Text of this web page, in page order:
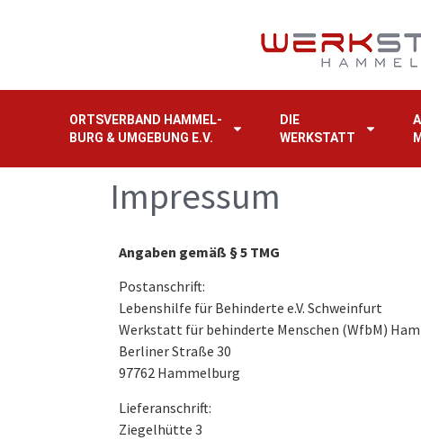
ORTSVERBAND HAMMEL-
BURG & UMGEBUNG E.V.
DIE
WERKSTATT
Impressum
Angaben gemäß § 5 TMG
Postanschrift:
Lebenshilfe für Behinderte e.V. Schweinfurt
Werkstatt für behinderte Menschen (WfbM)
Berliner Straße 30
97762 Hammelburg
Lieferanschrift:
Ziegelhütte 3